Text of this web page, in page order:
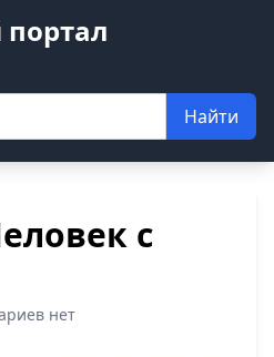
Найти
с
нет